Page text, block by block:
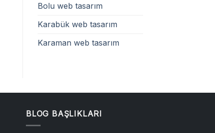
Bolu web tasarım
Karabük web tasarım
Karaman web tasarım
BLOG BAŞLIKLARI